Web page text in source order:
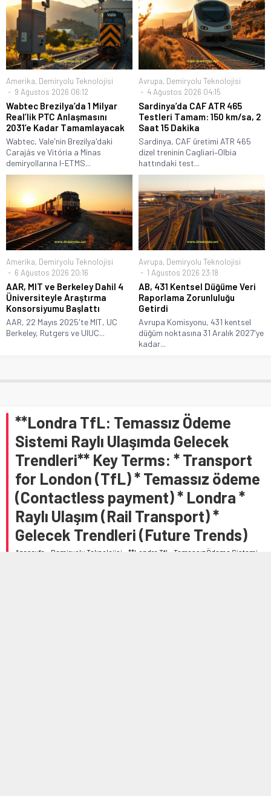
Amerika, Demiryolu Teknolojisi
9 Ağustos 2026 06:12
Wabtec Brezilya’da 1 Milyar
Real’lik PTC Anlaşmasını
2031’e Kadar Tamamlayacak
Wabtec, Vale'nin Brezilya'daki
Carajás ve Vitória a Minas
demiryollarına I-ETMS...
Avrupa, Demiryolu Teknolojisi
4 Ağustos 2026 04:15
Sardinya’da CAF ATR 465
Testleri Tamam: 150 km/sa, 2
Saat 15 Dakika
Sardinya, CAF üretimi ATR 465
dizel treninin Cagliari–Olbia
hattındaki test...
Amerika, Demiryolu Teknolojisi
6 Ağustos 2026 20:16
AAR, MIT ve Berkeley Dahil 4
Üniversiteyle Araştırma
Konsorsiyumu Başlattı
AAR, 22 Mayıs 2025'te MIT, UC
Berkeley, Rutgers ve UIUC...
Avrupa, Demiryolu Teknolojisi
1 Ağustos 2026 23:18
AB, 431 Kentsel Düğüme Veri
Raporlama Zorunluluğu
Getirdi
Avrupa Komisyonu, 431 kentsel
düğüm noktasına 31 Aralık 2027'ye
kadar...
**Londra TfL: Temassız Ödeme
Sistemi Raylı Ulaşımda Gelecek
Trendleri** Key Terms: * Transport
for London (TfL) * Temassız ödeme
(Contactless payment) * Londra *
Raylı Ulaşım (Rail Transport) *
Gelecek Trendleri (Future Trends)
Anasayfa Demiryolu Teknolojisi
**Londra TfL: Temassız Ödeme Sistemi